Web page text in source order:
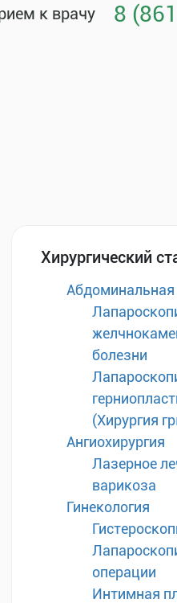
к врачу 8
Хирургический
Абдоминальная
болезни
(Хирургия
Ангиохирургия
Лазерное
варикоза
Гинекология
операции
Интимная